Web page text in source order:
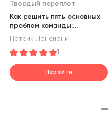
Твердый переплет
Как решить пять основных
проблем команды:
Практическое руко­водство
для лидеров, менеджеров и
консультантов
Патрик Ленсиони
1
Перейти